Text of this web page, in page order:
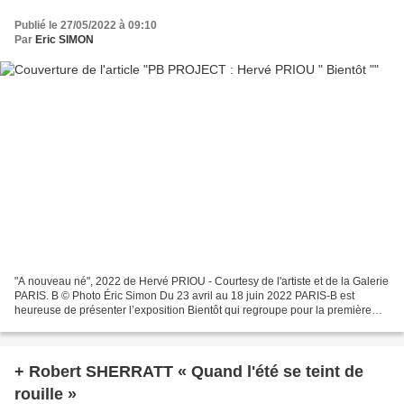
Publié le 27/05/2022 à 09:10
Par Eric SIMON
"A nouveau né", 2022 de Hervé PRIOU - Courtesy de l'artiste et de la Galerie
PARIS. B © Photo Éric Simon Du 23 avril au 18 juin 2022 PARIS-B est
heureuse de présenter l’exposition Bientôt qui regroupe pour la première
+ Robert SHERRATT « Quand l'été se teint de
rouille »